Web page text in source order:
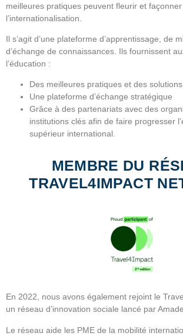
meilleures pratiques peuvent fleurir et
l’internationalisation.
Il s’agit d’une plateforme d’apprentissage, de
d’échange de connaissances. Ils fournissent
l’éducation :
Des meilleures pratiques et des solutions
Une plateforme d’échange stratégique
Grâce à des partenariats avec des
institutions clés afin de faire progresser
supérieur international.
MEMBRE DU
TRAVEL4IMPACT
En 2022, nous avons également rejoint le
un réseau d’innovation sociale lancé par
Le réseau aide les PME de la mobilité